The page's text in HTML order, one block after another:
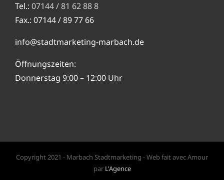
Tel.: 07144 / 81 62 88 8
Fax.: 07144 / 89 77 66
info@stadtmarketing-marbach.de
Öffnungszeiten:
Donnerstag 9:00 – 12:00 Uhr
Copyright 2021 - Marbach Stadtmarketing - Web fait avec Amour
par L'Agence